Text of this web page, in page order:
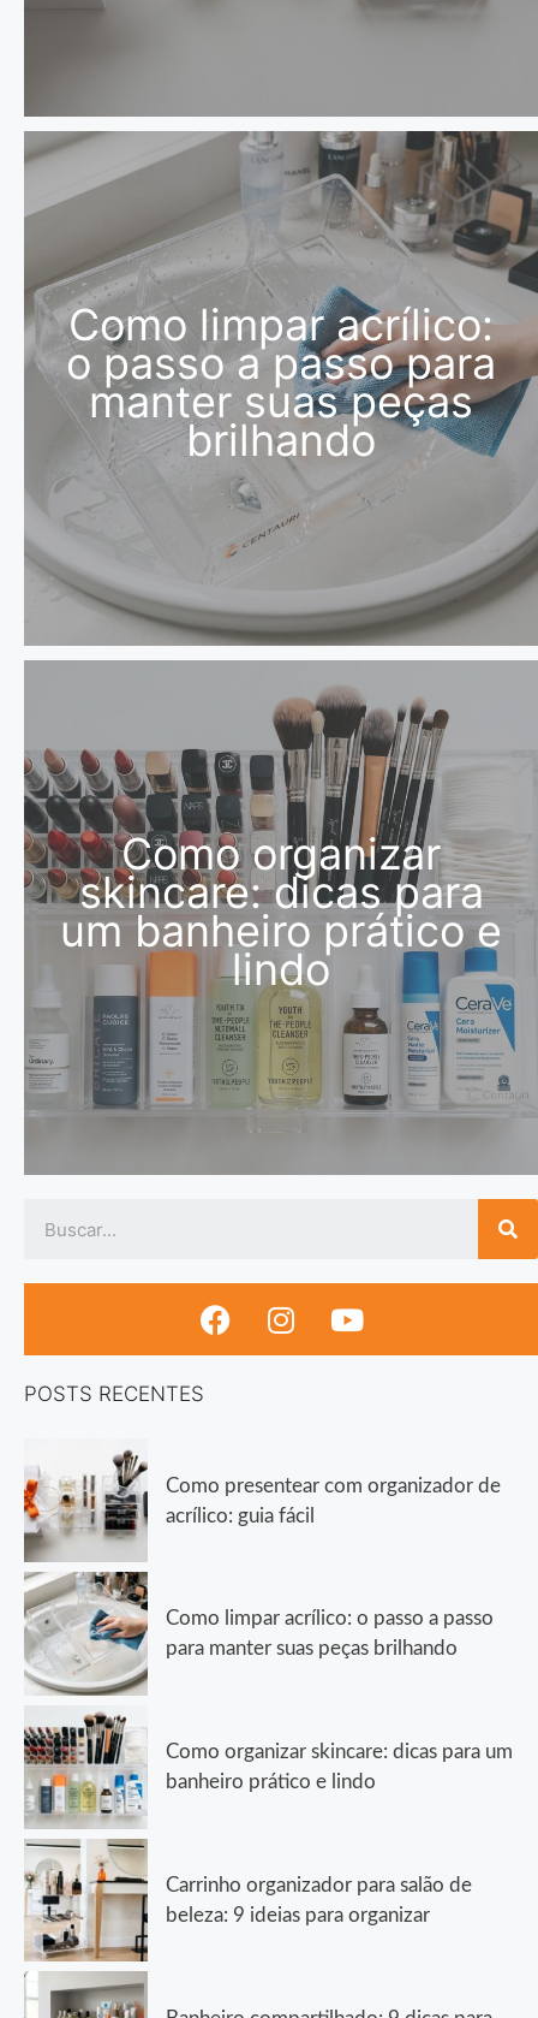
Como limpar acrílico:
o passo a passo para
manter suas peças
brilhando
Como organizar
skincare: dicas para
um banheiro prático e
lindo
POSTS RECENTES
Como presentear com organizador de
acrílico: guia fácil
Como limpar acrílico: o passo a passo
para manter suas peças brilhando
Como organizar skincare: dicas para um
banheiro prático e lindo
Carrinho organizador para salão de
beleza: 9 ideias para organizar